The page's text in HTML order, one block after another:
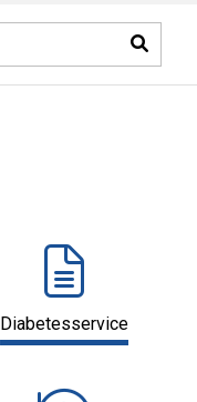
Diabetesservice